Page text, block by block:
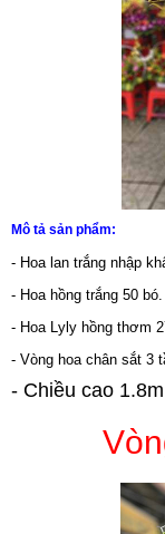
Mô tả sản phẩm:
- Hoa lan trắng nhập
- Hoa hồng trắng 50 bó.
- Hoa Lyly hồng thơm
- Vòng hoa chân sắt 3
- Chiều cao